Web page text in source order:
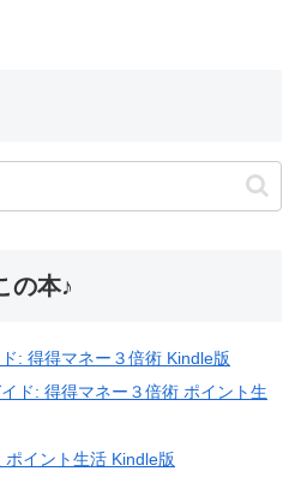
の本♪
: 得得マネー３倍術 Kindle版
ド: 得得マネー３倍術 ポイント生
イント生活 Kindle版